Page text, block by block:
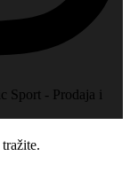
Sport - Prodaja i